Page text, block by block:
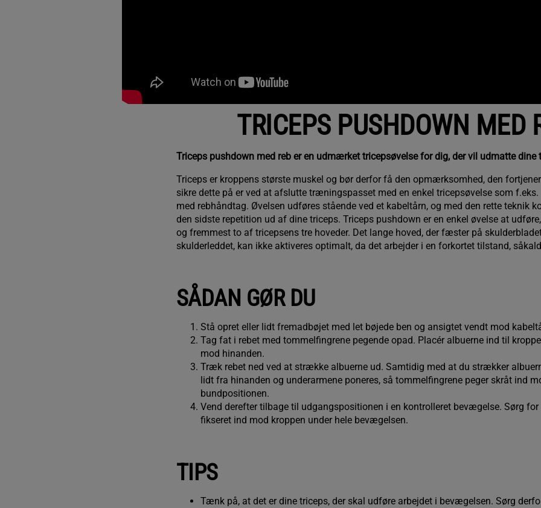
TRICEPS PUSHDOWN MED
Triceps pushdown med reb er en udmærket tricepsøvelse for dig, der vil udmatte dine
Triceps er kroppens største muskel og bør derfor få den opmærksomhed, den
sikre dette på er ved at afslutte træningspasset med en enkel tricepsøvelse som
med rebhåndtag. Øvelsen udføres stående ved et kabeltårn, og med den rette teknik
den sidste repetition ud af dine triceps. Triceps pushdown er en enkel øvelse at
og fremmest to af tricepsens tre hoveder. Det lange hoved, der fæster på
skulderleddet, kan ikke aktiveres optimalt, da det arbejder i en forkortet tilstand,
SÅDAN GØR DU
Stå opret eller lidt fremadbøjet med let bøjede ben og ansigtet vendt mod
Tag fat i rebet med tommelfingrene pegende opad. Placér albuerne ind til
mod hinanden.
Træk rebet ned ved at strække albuerne ud. Samtidig med at du strækker
lidt fra hinanden og underarmene poneres, så tommelfingrene peger skråt ind
bundpositionen.
Vend derefter tilbage til udgangspositionen i en kontrolleret bevægelse. Sørg
fikseret ind mod kroppen under hele bevægelsen.
TIPS
Tænk på, at det er dine triceps, der skal udføre arbejdet i bevægelsen. Sørg